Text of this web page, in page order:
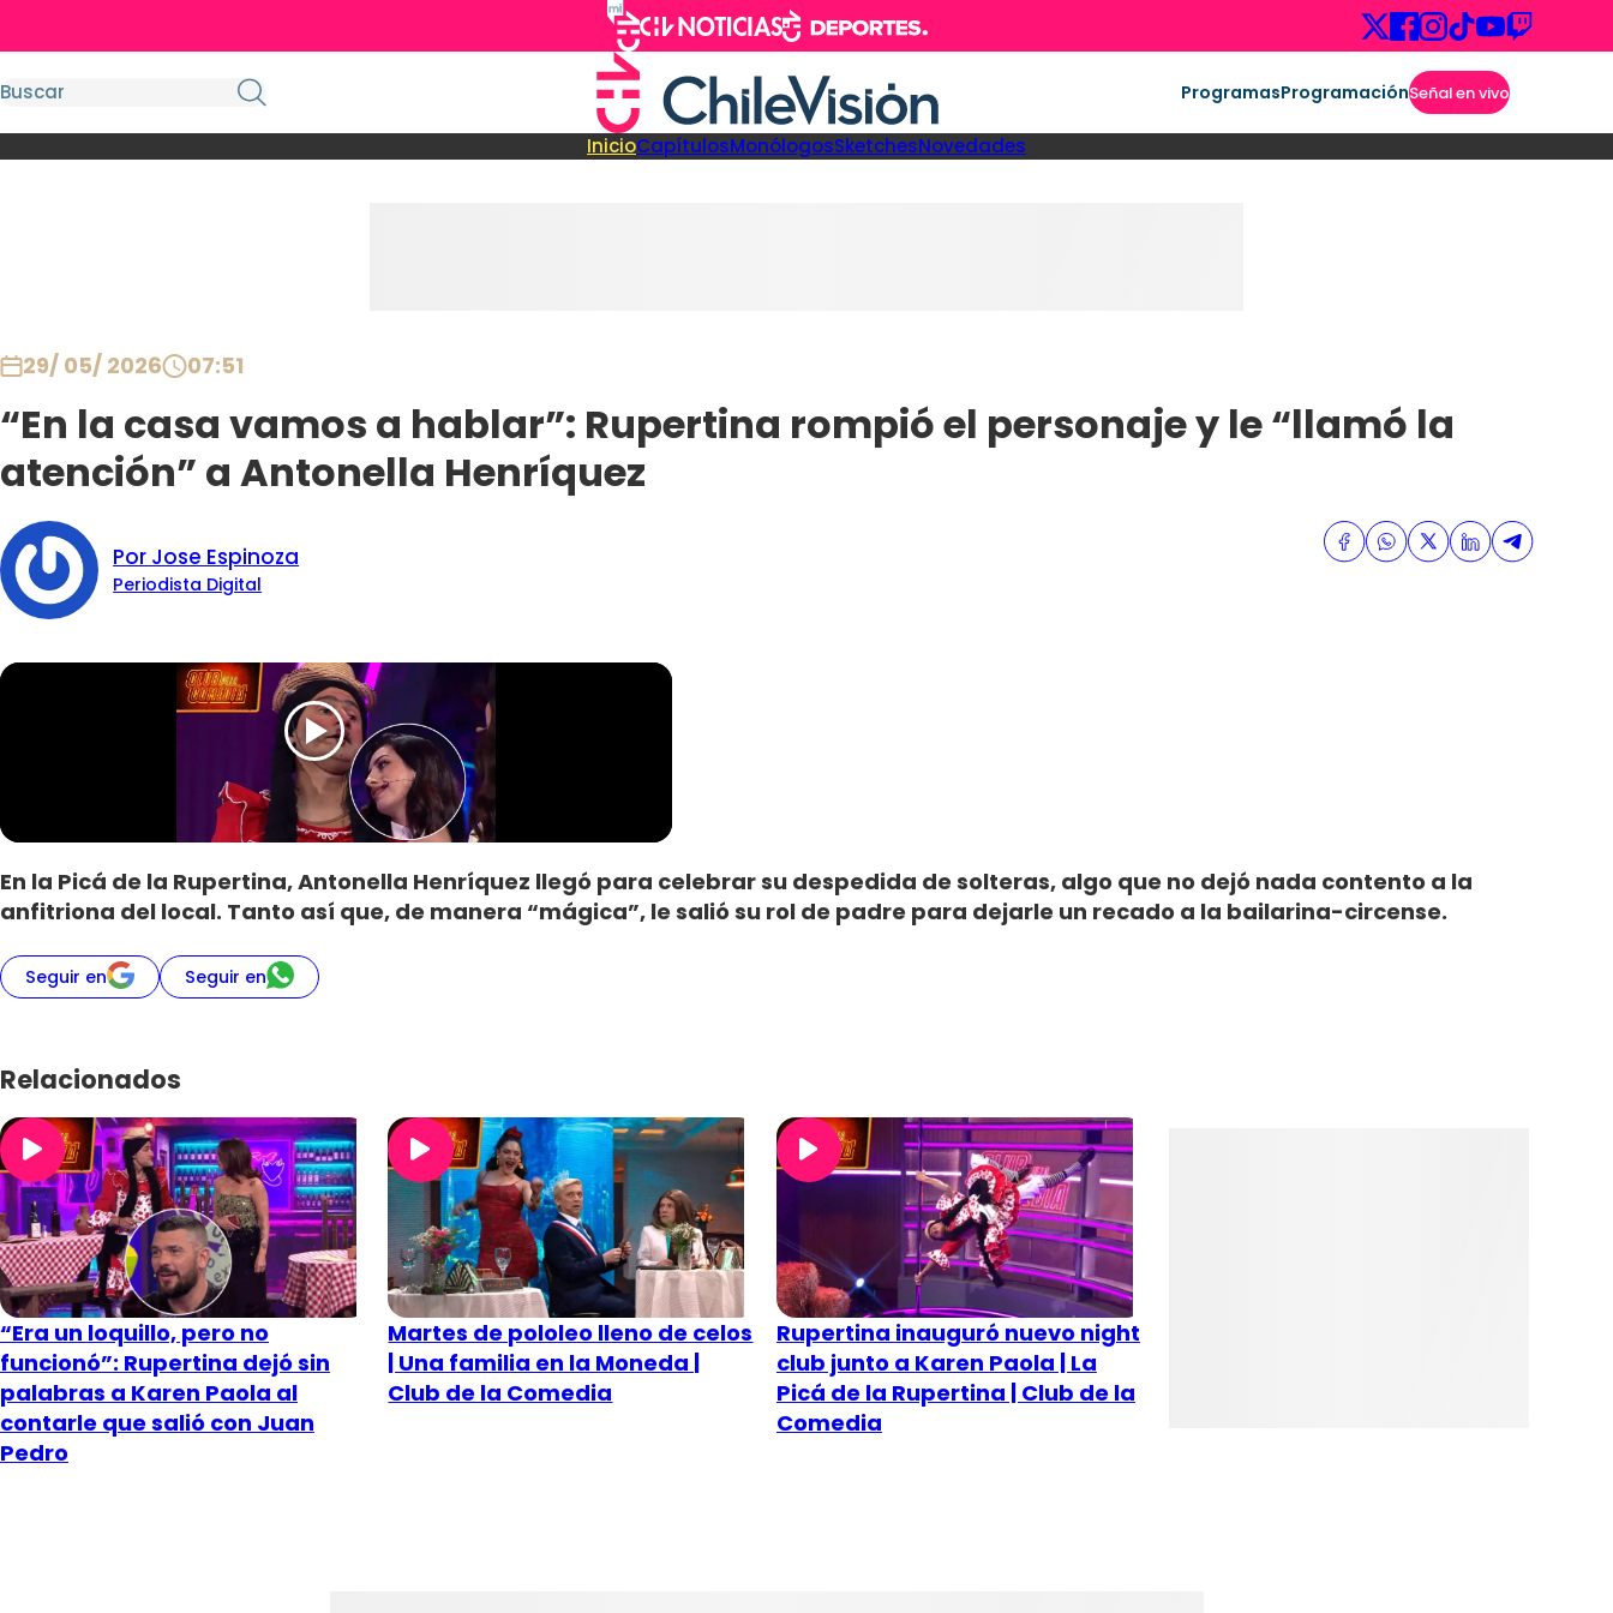
ProgramasProgramaciónSeñal en vivo
InicioCapítulosMonólogosSketchesNovedades
29/ 05/ 2026 07:51
“En la casa vamos a hablar”: Rupertina rompió el personaje y le “llamó la
atención” a Antonella Henríquez
Por Jose Espinoza
Periodista Digital
En la Picá de la Rupertina, Antonella Henríquez llegó para celebrar su despedida de solteras, algo que no dejó nada contento a la
anfitriona del local. Tanto así que, de manera “mágica”, le salió su rol de padre para dejarle un recado a la bailarina-circense.
Seguir en Seguir en
Relacionados
“Era un loquillo, pero no
funcionó”: Rupertina dejó sin
palabras a Karen Paola al
contarle que salió con Juan
Pedro
Martes de pololeo lleno de celos
| Una familia en la Moneda |
Club de la Comedia
Rupertina inauguró nuevo night
club junto a Karen Paola | La
Picá de la Rupertina | Club de la
Comedia